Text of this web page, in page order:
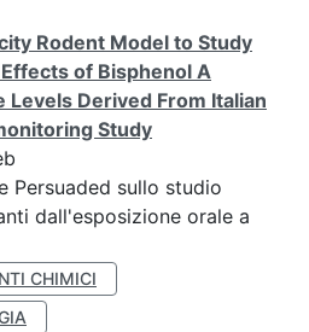
Rodent Model to Study
of Bisphenol A
Levels Derived From Italian
Study
Persuaded sullo studio
dall'esposizione orale a
CHIMICI